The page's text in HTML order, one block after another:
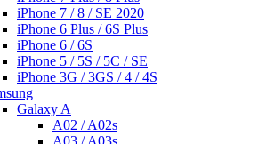
iPhone 7 / 8 / SE 2020
iPhone 6 Plus / 6S Plus
iPhone 6 / 6S
iPhone 5 / 5S / 5C / SE
iPhone 3G / 3GS / 4 / 4S
Galaxy A
A02 / A02s
A03 / A03s